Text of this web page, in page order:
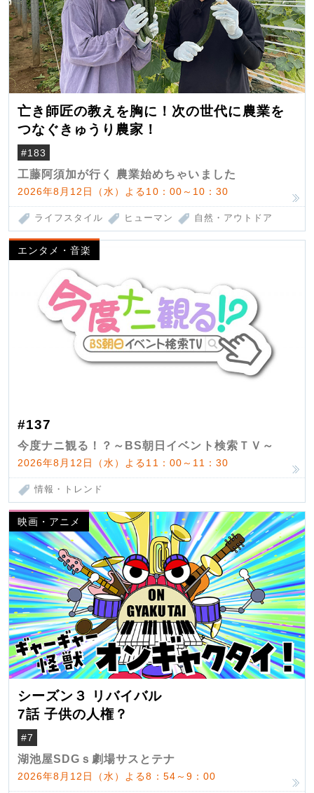
亡き師匠の教えを胸に！次の世代に農業を
つなぐきゅうり農家！
#183
工藤阿須加が行く 農業始めちゃいました
2026年8月12日（水）よる10：00～10：30
ライフスタイル ヒューマン 自然・アウトドア
エンタメ・音楽
#137
今度ナニ観る！？～BS朝日イベント検索ＴＶ～
2026年8月12日（水）よる11：00～11：30
情報・トレンド
映画・アニメ
シーズン３ リバイバル
7話 子供の人権？
#7
湖池屋SDGｓ劇場サスとテナ
2026年8月12日（水）よる8：54～9：00